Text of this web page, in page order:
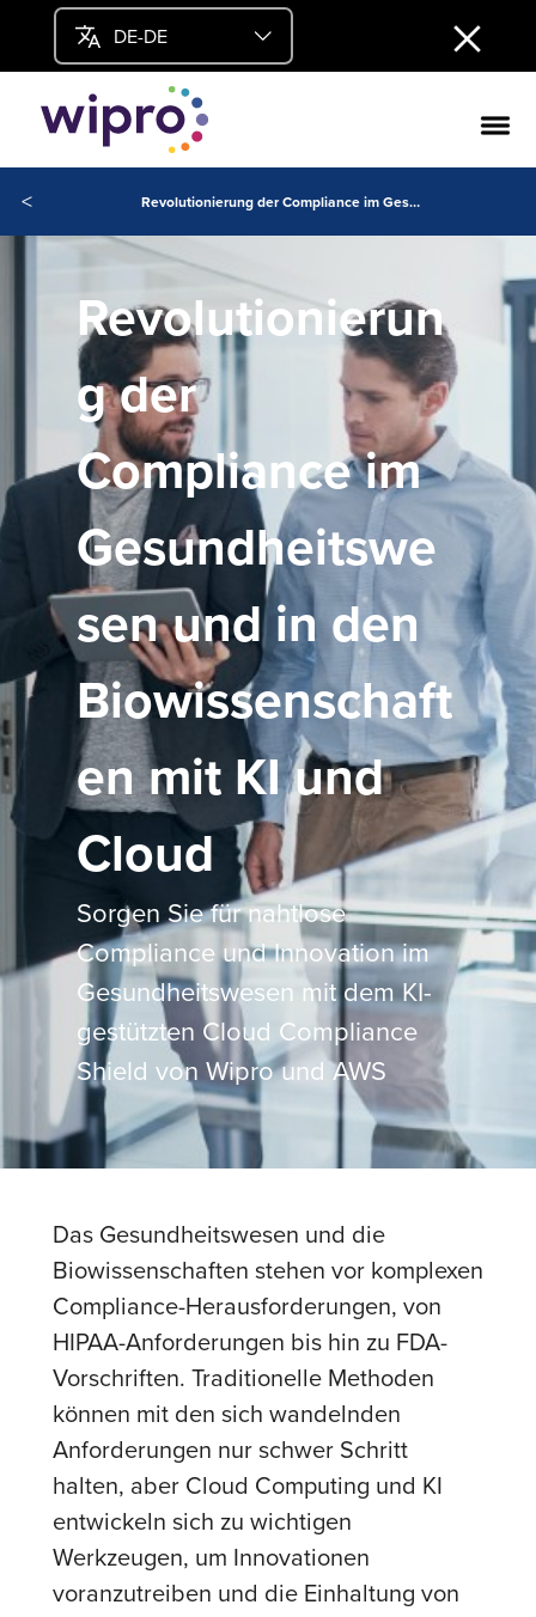
DE-DE
< Revolutionierung der Compliance im Gesundheitswesen und in den Biowissenschaften mit KI und Cloud
Revolutionierun
g der
Compliance im
Gesundheitswe
sen und in den
Biowissenschaft
en mit KI und
Cloud
Sorgen Sie für nahtlose
Compliance und Innovation im
Gesundheitswesen mit dem KI-
gestützten Cloud Compliance
Shield von Wipro und AWS
Das Gesundheitswesen und die
Biowissenschaften stehen vor komplexen
Compliance-Herausforderungen, von
HIPAA-Anforderungen bis hin zu FDA-
Vorschriften. Traditionelle Methoden
können mit den sich wandelnden
Anforderungen nur schwer Schritt
halten, aber Cloud Computing und KI
entwickeln sich zu wichtigen
Werkzeugen, um Innovationen
voranzutreiben und die Einhaltung von